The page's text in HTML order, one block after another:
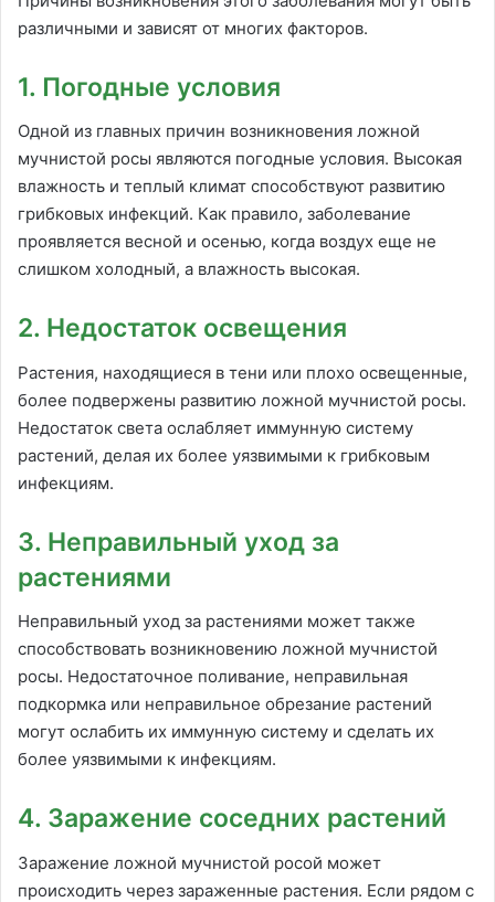
различными и зависят от многих факторов.
1. Погодные условия
Одной из главных причин возникновения ложной
мучнистой росы являются погодные условия. Высокая
влажность и теплый климат способствуют развитию
грибковых инфекций. Как правило, заболевание
проявляется весной и осенью, когда воздух еще не
слишком холодный, а влажность высокая.
2. Недостаток освещения
Растения, находящиеся в тени или плохо освещенные,
более подвержены развитию ложной мучнистой росы.
Недостаток света ослабляет иммунную систему
растений, делая их более уязвимыми к грибковым
инфекциям.
3. Неправильный уход за
растениями
Неправильный уход за растениями может также
способствовать возникновению ложной мучнистой
росы. Недостаточное поливание, неправильная
подкормка или неправильное обрезание растений
могут ослабить их иммунную систему и сделать их
более уязвимыми к инфекциям.
4. Заражение соседних растений
Заражение ложной мучнистой росой может
происходить через зараженные растения. Если рядом с